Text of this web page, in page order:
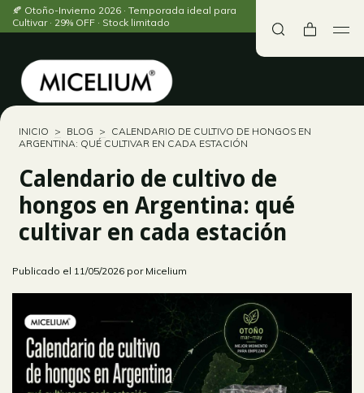
🍂 Otoño-Invierno 2026 · Temporada ideal para
Cultivar · 29% OFF · Stock limitado
INICIO > BLOG > CALENDARIO DE CULTIVO DE HONGOS EN
ARGENTINA: QUÉ CULTIVAR EN CADA ESTACIÓN
Calendario de cultivo de
hongos en Argentina: qué
cultivar en cada estación
Publicado el 11/05/2026 por Micelium